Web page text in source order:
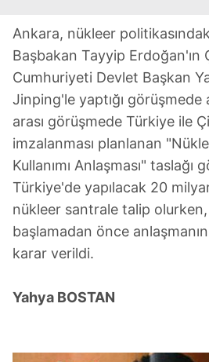
Ankara, nükleer
Başbakan Tayyip Erdoğan'ın
Cumhuriyeti Devlet Başkan
Jinping'le yaptığı görüşmede
arası görüşmede Türkiye ile
imzalanması planlanan
Kullanımı Anlaşması" taslağı
Türkiye'de yapılacak 20
nükleer santrale talip
başlamadan önce
karar verildi.
Yahya BOSTAN